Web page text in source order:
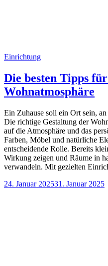
Einrichtung
Die besten Tipps
Wohnatmosphäre
Ein Zuhause soll ein Ort sein,
Die richtige Gestaltung der
auf die Atmosphäre und das
Farben, Möbel und natürliche
entscheidende Rolle. Bereits
Wirkung zeigen und Räume in
verwandeln. Mit gezielten
24. Januar 202531. Januar 2025